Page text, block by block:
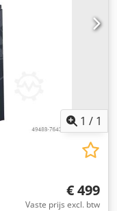
1 / 1
€ 499
Vaste prijs excl. btw